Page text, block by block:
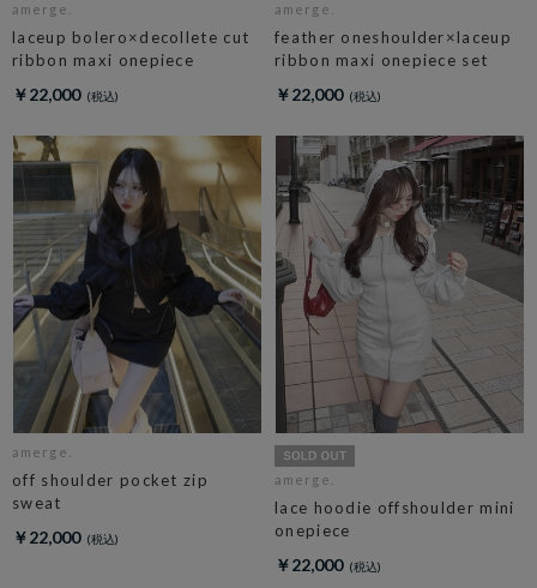
amerge.
laceup bolero×decollete cut
ribbon maxi onepiece
￥22,000
amerge.
feather oneshoulder×laceup
ribbon maxi onepiece set
￥22,000
amerge.
off shoulder pocket zip
sweat
￥22,000
amerge.
lace hoodie offshoulder mini
onepiece
￥22,000